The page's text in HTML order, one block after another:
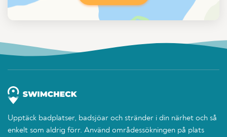
Upptäck badplatser, badsjöar och stränder i din närhet och så
enkelt som aldrig förr. Använd områdessökningen på plats